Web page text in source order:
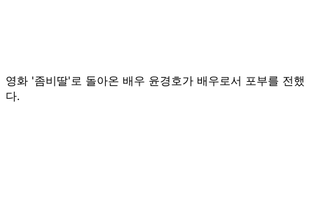
영화 '좀비딸'로 돌아온 배우 윤경호가 배우로서 포부를 전했
다.